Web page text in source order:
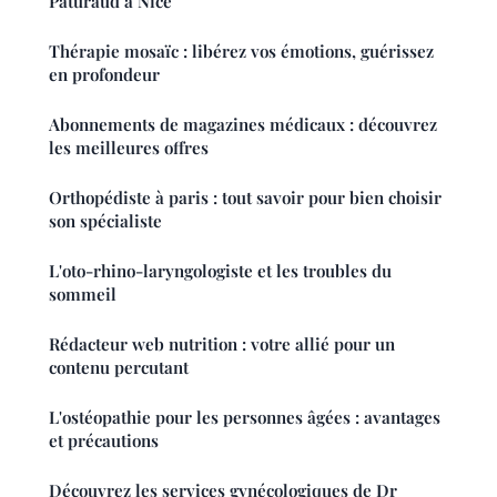
Thérapie mosaïc : libérez vos émotions, guérissez
en profondeur
Abonnements de magazines médicaux : découvrez
les meilleures offres
Orthopédiste à paris : tout savoir pour bien choisir
son spécialiste
L'oto-rhino-laryngologiste et les troubles du
sommeil
Rédacteur web nutrition : votre allié pour un
contenu percutant
L'ostéopathie pour les personnes âgées : avantages
et précautions
Découvrez les services gynécologiques de Dr